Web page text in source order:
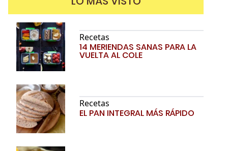
Recetas
14 MERIENDAS SANAS PARA LA
VUELTA AL COLE
Recetas
EL PAN INTEGRAL MÁS RÁPIDO